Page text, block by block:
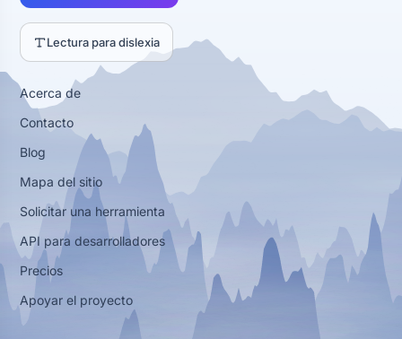
Lectura para dislexia
Acerca de
Contacto
Blog
Mapa del sitio
Solicitar una herramienta
API para desarrolladores
Precios
Apoyar el proyecto